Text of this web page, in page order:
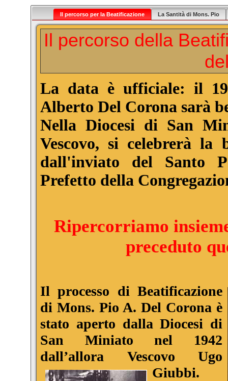
Il percorso per la Beatificazione La Santità di Mons. Pio
Il percorso della
La data è ufficiale: il 19
Alberto Del Corona sarà
Nella Diocesi di San
Vescovo, si celebrerà la
dall'inviato del Santo
Prefetto della
Ripercorriamo
preceduto
Il processo di Beatificazione
di Mons. Pio A. Del Corona è
stato aperto dalla Diocesi di
San Miniato nel 1942
dall’allora Vescovo Ugo
Giubbi.